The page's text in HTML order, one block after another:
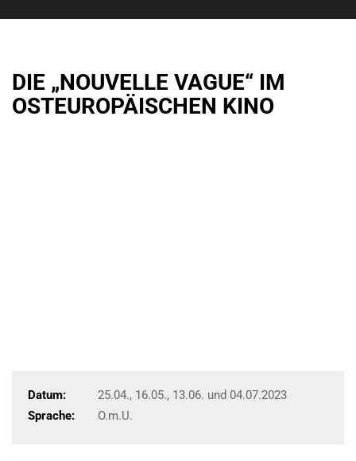
DIE „NOUVELLE VAGUE“ IM
OSTEUROPÄISCHEN KINO
Datum:
25.04., 16.05., 13.06. und 04.07.2023
Sprache:
O.m.U.